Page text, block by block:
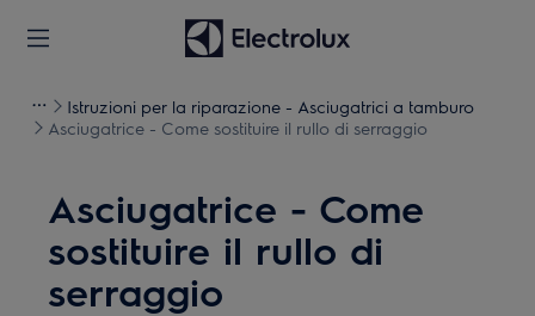
Istruzioni per la riparazione - Asciugatrici a tamburo
Asciugatrice - Come sostituire il rullo di serraggio
Asciugatrice - Come
sostituire il rullo di
serraggio